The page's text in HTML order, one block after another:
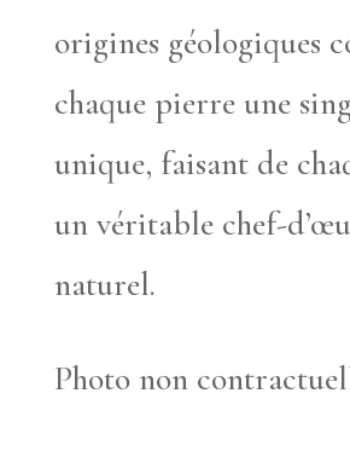
origines géologiques
chaque pierre une
unique, faisant de
un véritable chef-
naturel.
Photo non